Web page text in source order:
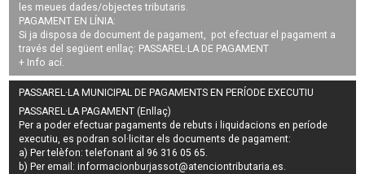
les meues dades/objectes tributaris.
PAGAMENT EN LÍNIA:
Si ja disposa de document de pagament, pot efectuar el pagament a
través del següent enllaç: PASSAREL·LA DE PAGAMENT
+ Info ací.
PASSAREL·LA MUNICIPAL DE PAGAMENTS EN PERÍODE EXECUTIU
PASSAREL·LA PAGAMENT (Enllaç)
Per a poder efectuar pagaments derebuts i liquidacions en període
executiu, es podran sol·licitar els documents de pagament:
a) Per telèfon: telefonant al 96 316 05 65.
b) Per email:informacionburjassot@atenciontributaria.es.